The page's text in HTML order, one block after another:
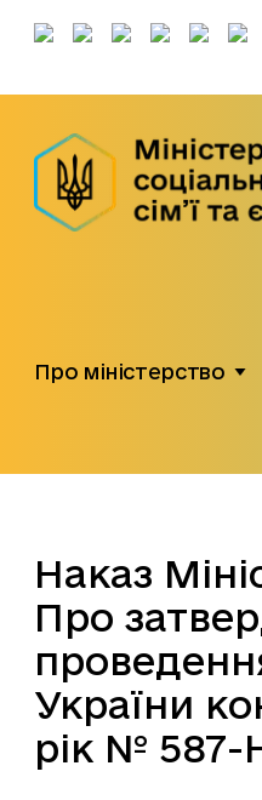
Про міністерство
Наказ
Про
України
рік № 587-